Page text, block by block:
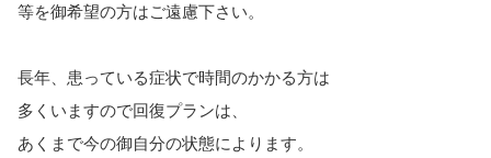
等を御希望の方はご遠慮下さい。
長年、患っている症状で時間のかかる方は
多くいますので回復プランは、
あくまで今の御自分の状態によります。